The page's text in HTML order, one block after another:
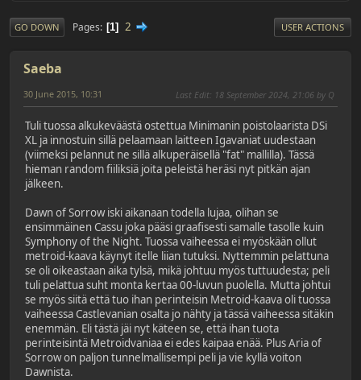
GO DOWN Pages 1 2 USER ACTIONS
Saeba
30 June 2015, 10:31 Last Edit: 18 September 2024, 21:06 by Q
Tuli tuossa alkukeväästä ostettua Minimanin poistolaarista DSi
XL ja innostuin sillä pelaamaan laitteen Igavaniat uudestaan
(viimeksi pelannut ne sillä alkuperäisellä "fat" mallilla). Tässä
hieman random fiiliksiä joita peleistä heräsi nyt pitkän ajan
jälkeen.
Dawn of Sorrow iski aikanaan todella lujaa, olihan se
ensimmäinen Cassu joka pääsi graafisesti samalle tasolle kuin
Symphony of the Night. Tuossa vaiheessa ei myöskään ollut
metroid-kaava käynyt itelle liian tutuksi. Nyttemmin pelattuna
se oli oikeastaan aika tylsä, mikä johtuu myös tuttuudesta; peli
tuli pelattua suht monta kertaa 00-luvun puolella. Mutta johtui
se myös siitä että tuo ihan perinteisin Metroid-kaava oli tuossa
vaiheessa Castlevanian osalta jo nähty ja tässä vaiheessa sitäkin
enemmän. Eli tästä jäi nyt käteen se, että ihan tuota
perinteisintä Metroidvaniaa ei edes kaipaa enää. Plus Aria of
Sorrow on paljon tunnelmallisempi peli ja vie kyllä voiton
Dawnista.